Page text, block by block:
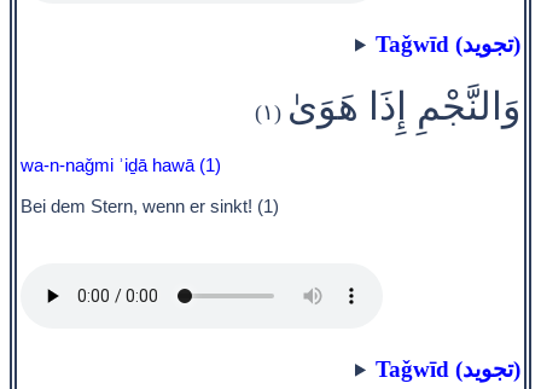
Taǧwīd (تجويد)
وَالنَّجْمِ إِذَا هَوَىٰ (١)
wa-n-naǧmi ʾiḏā hawā (1)
Bei dem Stern, wenn er sinkt! (1)
Taǧwīd (تجويد)